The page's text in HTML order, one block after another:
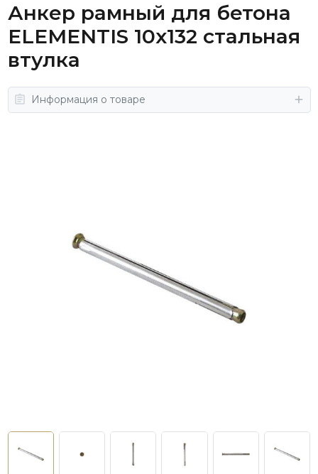
Анкер рамный для бетона
ELEMENTIS 10x132 стальная
втулка
Информация о товаре